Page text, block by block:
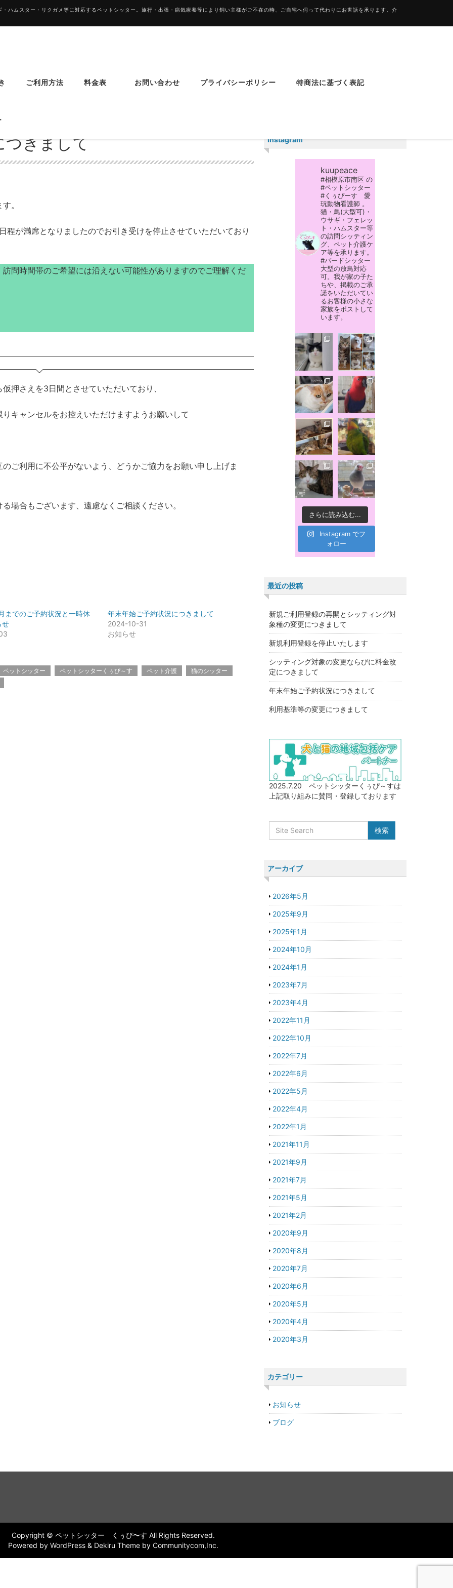
ハムスター・リクガメ等に対応するペットシッター。旅行・出張・病気療養等により飼い主様がご不在の時、ご自宅へ伺って代わりにお世話を承ります。介
ご利用方法 料金表 お問い合わせ プライバシーポリシー 特商法に基づく表記
つきまして
。
が満席となりましたのでお引き受けを停止させていただいており
問時間帯のご希望には沿えない可能性がありますのでご理解くだ
押さえを3日間とさせていただいており、
キャンセルをお控えいただけますようお願いして
ご利用に不公平がないよう、どうかご協力をお願い申し上げま
場合もございます、遠慮なくご相談ください。
までのご予約状況と一時休
せ
年末年始ご予約状況につきまして
2024-10-31
お知らせ
ペットシッター ペットシッターくぅぴ～す ペット介護
猫のシッター
Instagram
kuupeace
#相模原市南区 の
#ペットシッター
#くぅぴーす 愛
玩動物看護師 。
猫・鳥(大型可)・
ウサギ・フェレッ
ト・ハムスター等
の訪問シッティン
グ、ペット介護ケ
ア等を承ります。
#バードシッター
大型の放鳥対応
可。我が家の子た
ちや、掲載のご承
諾をいただいてい
るお客様の小さな
家族をポストして
います。
さらに読み込む...
Instagram でフ
ォロー
最近の投稿
新規ご利用登録の再開とシッティング対
象種の変更につきまして
新規利用登録を停止いたします
シッティング対象の変更ならびに料金改
定につきまして
年末年始ご予約状況につきまして
利用基準等の変更につきまして
2025.7.20 ペットシッターくぅぴ～すは
上記取り組みに賛同・登録しております
アーカイブ
2026年5月
2025年9月
2025年1月
2024年10月
2024年1月
2023年7月
2023年4月
2022年11月
2022年10月
2022年7月
2022年6月
2022年5月
2022年4月
2022年1月
2021年11月
2021年9月
2021年7月
2021年5月
2021年2月
2020年9月
2020年8月
2020年7月
2020年6月
2020年5月
2020年4月
2020年3月
カテゴリー
お知らせ
ブログ
Copyright © ペットシッター くぅぴ〜す All Rights Reserved.
Powered by WordPress & Dekiru Theme by Communitycom,Inc.